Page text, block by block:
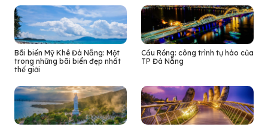
Bãi biển Mỹ Khê Đà Nẵng: Một
trong những bãi biển đẹp nhất
thế giới
Cầu Rồng: công trình tự hào của
TP Đà Nẵng